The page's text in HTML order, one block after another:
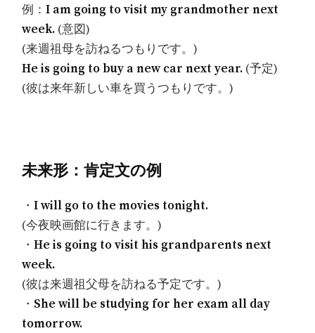
例：I am going to visit my grandmother next
week. (意図)
(来週祖母を訪ねるつもりです。)
He is going to buy a new car next year. (予定)
(彼は来年新しい車を買うつもりです。)
未来形：肯定文の例
・I will go to the movies tonight.
(今夜映画館に行きます。)
・He is going to visit his grandparents next
week.
(彼は来週祖父母を訪ねる予定です。)
・ She will be studying for her exam all day
tomorrow.